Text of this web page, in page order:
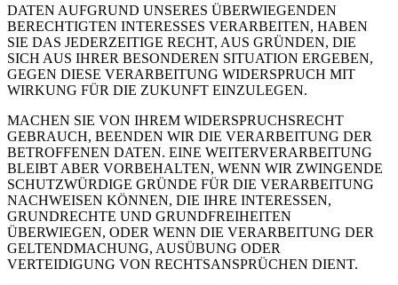
DATEN AUFGRUND UNSERES ÜBERWIEGENDEN
BERECHTIGTEN INTERESSES VERARBEITEN, HABEN
SIE DAS JEDERZEITIGE RECHT, AUS GRÜNDEN, DIE
SICH AUS IHRER BESONDEREN SITUATION ERGEBEN,
GEGEN DIESE VERARBEITUNG WIDERSPRUCH MIT
WIRKUNG FÜR DIE ZUKUNFT EINZULEGEN.
MACHEN SIE VON IHREM WIDERSPRUCHSRECHT
GEBRAUCH, BEENDEN WIR DIE VERARBEITUNG DER
BETROFFENEN DATEN. EINE WEITERVERARBEITUNG
BLEIBT ABER VORBEHALTEN, WENN WIR ZWINGENDE
SCHUTZWÜRDIGE GRÜNDE FÜR DIE VERARBEITUNG
NACHWEISEN KÖNNEN, DIE IHRE INTERESSEN,
GRUNDRECHTE UND GRUNDFREIHEITEN
ÜBERWIEGEN, ODER WENN DIE VERARBEITUNG DER
GELTENDMACHUNG, AUSÜBUNG ODER
VERTEIDIGUNG VON RECHTSANSPRÜCHEN DIENT.